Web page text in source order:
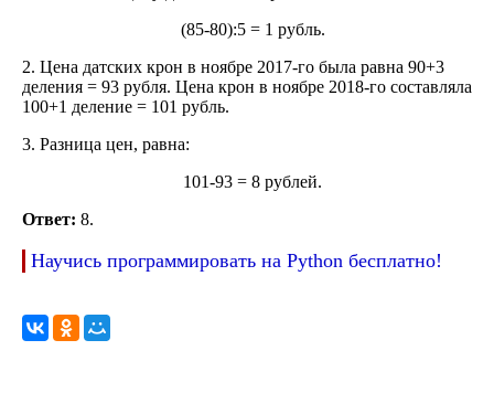
(85-80):5 = 1 рубль.
2. Цена датских крон в ноябре 2017-го была равна 90+3
деления = 93 рубля. Цена крон в ноябре 2018-го составляла
100+1 деление = 101 рубль.
3. Разница цен, равна:
101-93 = 8 рублей.
Ответ: 8.
Научись программировать на Python бесплатно!